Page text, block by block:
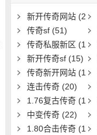
新开传奇网站 (2
5)
8)
传奇sf (51)
3)
传奇私服新区 (1
9) 新开传奇sf (15)
1)
传奇新开网站 (1
5) 连击传奇 (20)
1.76复古传奇 (1
9)
中变传奇 (22)
1.80合击传奇 (1